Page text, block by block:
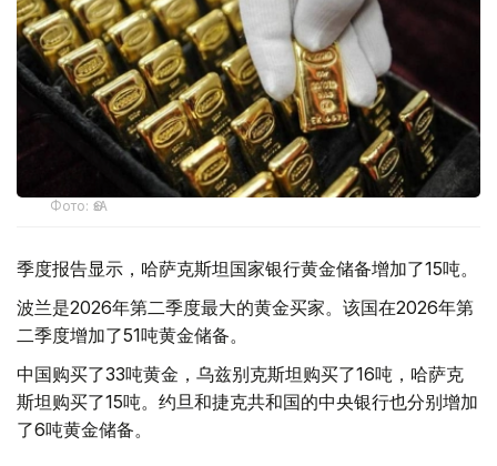
Фото: ӨзА
季度报告显示，哈萨克斯坦国家银行黄金储备增加了15吨。
波兰是2026年第二季度最大的黄金买家。该国在2026年第
二季度增加了51吨黄金储备。
中国购买了33吨黄金，乌兹别克斯坦购买了16吨，哈萨克
斯坦购买了15吨。约旦和捷克共和国的中央银行也分别增加
了6吨黄金储备。